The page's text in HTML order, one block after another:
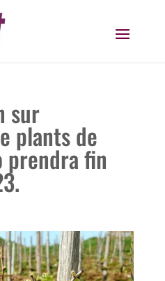
sur
plants de
prendra fin